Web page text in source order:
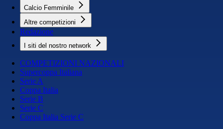
Calcio Femminile
Altre competizioni
Redazione
I siti del nostro network
COMPETIZIONI NAZIONALI
Supercoppa Italiana
Serie A
Coppa Italia
Serie B
Serie C
Coppa Italia Serie C